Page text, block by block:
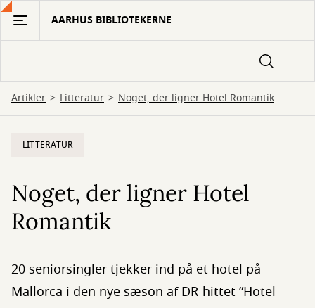
Gå
hovedindhold
AARHUS BIBLIOTEKERNE
Artikler Litteratur Noget, der ligner Hotel Romantik
LITTERATUR
Noget, der ligner Hotel
Romantik
20 seniorsingler tjekker ind på et hotel på
Mallorca i den nye sæson af DR-hittet ”Hotel